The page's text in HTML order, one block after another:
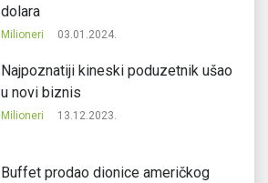
dolara
Milioneri 03.01.2024.
Najpoznatiji kineski poduzetnik ušao
u novi biznis
Milioneri 13.12.2023.
Buffet prodao dionice američkog